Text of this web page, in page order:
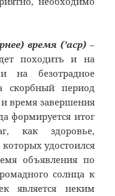
время (’аср)–
походить и на
на безотрадное
скорбный период
время завершения
формируется итог
как здоровье,
удостоился
объявления по
солнца к
является неким